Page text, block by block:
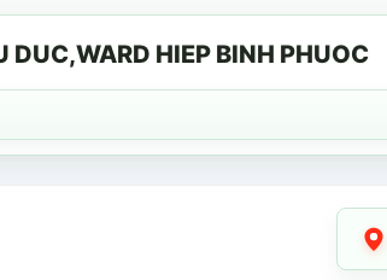
DUC,WARD HIEP BINH PHUOC